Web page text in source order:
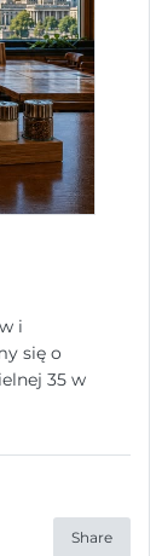
i
się o
35 w
Share